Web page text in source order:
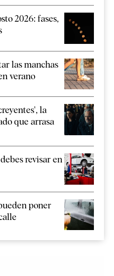
2026: fases,
las manchas
verano
la
que arrasa
revisar en
poner